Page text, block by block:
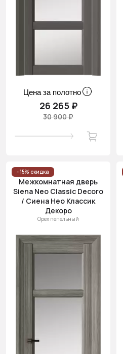
Цена за полотно
26 265 ₽
30 900 ₽
- 15% скидка
Межкомнатная дверь
Siena Neo Classic Decoro
/ Сиена Нео Классик
Декоро
Орех пепельный